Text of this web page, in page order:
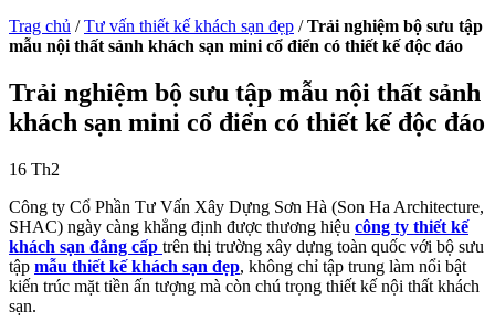
Trag chủ /Tư vấn thiết kế khách sạn đẹp /Trải nghiệm bộ sưu tập
mẫu nội thất sảnh khách sạn mini cổ điển có thiết kế độc đáo
Trải nghiệm bộ sưu tập mẫu nội thất sảnh
khách sạn mini cổ điển có thiết kế độc đáo
16 Th2
Công ty Cổ Phần Tư Vấn Xây Dựng Sơn Hà (Son Ha Architecture,
SHAC) ngày càng khẳng định được thương hiệu công ty thiết kế
khách sạn đẳng cấp trên thị trường xây dựng toàn quốc với bộ sưu
tập mẫu thiết kế khách sạn đẹp, không chỉ tập trung làm nổi bật
kiến trúc mặt tiền ấn tượng mà còn chú trọng thiết kế nội thất khách
sạn.